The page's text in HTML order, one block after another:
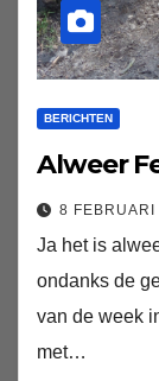
BERICHTEN
Alweer
8 FEBRUARI
Ja het is
ondanks de
van de week
met…